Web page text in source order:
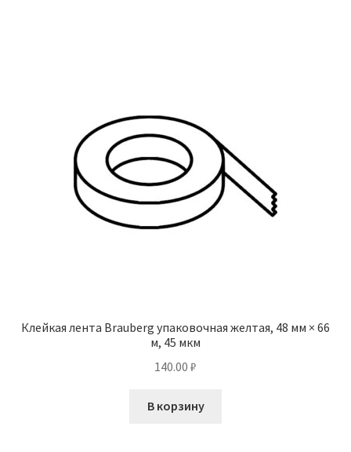
Клейкая лента Brauberg упаковочная желтая, 48 мм × 66
м, 45 мкм
140.00 ₽
В корзину